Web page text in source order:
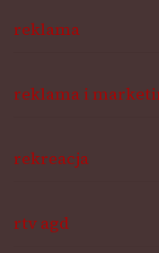
reklama
reklama i
rekreacja
rtv agd